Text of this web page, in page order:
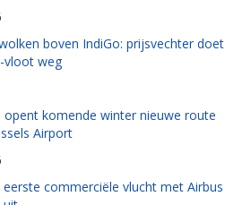
boven IndiGo: prijsvechter doet
vloot weg
opent komende winter nieuwe route
Airport
commerciële vlucht met Airbus